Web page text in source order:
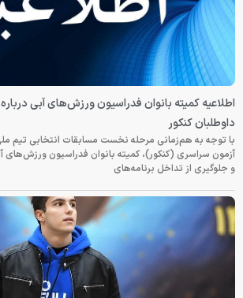
اطلاعیه کمیته بانوان فدراسیون ورزش‌های آبی درباره
داوطلبان کنکور
با توجه به هم‌زمانی مرحله نخست مسابقات انتخابی تیم ملی
آزمون سراسری (کنکور)، کمیته بانوان فدراسیون ورزش‌های
و جلوگیری از تداخل برنامه‌های